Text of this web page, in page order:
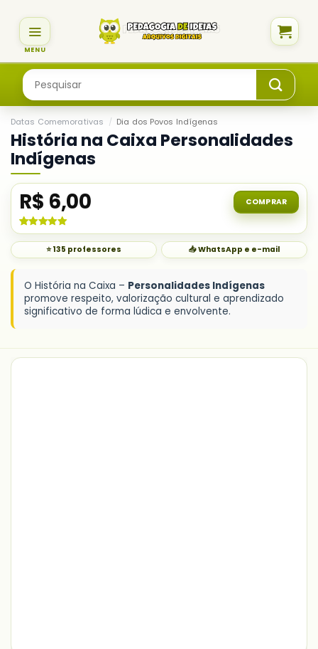
content
Pesquisar
por:
Datas Comemorativas / Dia dos Povos Indígenas
História na Caixa Personalidades
Indígenas
R$ 6,00 COMPRAR
Avaliado
como5.00
de 5, com
1
de cliente
⭐ 135 professores 📥 WhatsApp e e-mail
O História na Caixa – Personalidades Indígenas
promove respeito, valorização cultural e aprendizado
significativo de forma lúdica e envolvente.